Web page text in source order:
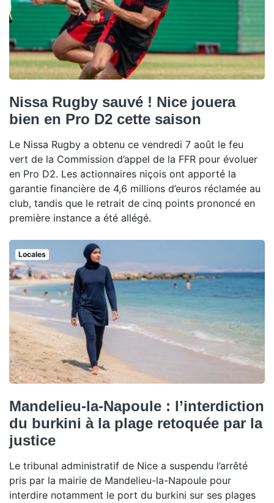
Nissa Rugby sauvé ! Nice jouera
bien en Pro D2 cette saison
Le Nissa Rugby a obtenu ce vendredi 7 août le feu
vert de la Commission d’appel de la FFR pour évoluer
en Pro D2. Les actionnaires niçois ont apporté la
garantie financière de 4,6 millions d’euros réclamée au
club, tandis que le retrait de cinq points prononcé en
première instance a été allégé.
Locales
Mandelieu-la-Napoule : l’interdiction
du burkini à la plage retoquée par la
justice
Le tribunal administratif de Nice a suspendu l’arrêté
pris par la mairie de Mandelieu-la-Napoule pour
interdire notamment le port du burkini sur ses plages